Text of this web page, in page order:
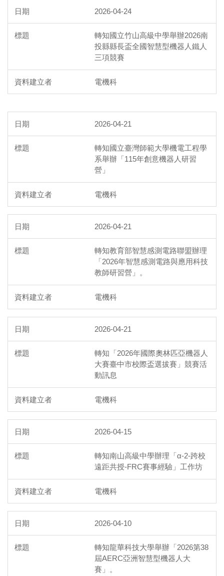
2026-04-24
轉知國立竹山高級中學舉辦2026南
投縣縣長盃全國智慧型機器人鐵人
三項競賽
電機科
2026-04-21
轉知國立臺灣師範大學機電工程學
系舉辦「115年創意機器人研習
營」
電機科
2026-04-21
轉知教育部智慧感測電路聯盟辦理
「2026年智慧感測電路與應用科技
教師研習營」。
電機科
2026-04-21
轉知「2026年國際奧林匹亞機器人
大賽臺中市校際盃選拔賽」競賽活
動訊息
電機科
2026-04-15
轉知南山高級中學辦理「α-2-跨校
遠距共授-FRC賽事經驗」工作坊
電機科
2026-04-10
轉知龍華科技大學舉辦「2026第38
屆AERC亞洲智慧型機器人大
賽」。